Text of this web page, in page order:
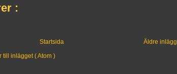
:
Äldre inlägg
Startsida
till inlägget ( Atom )